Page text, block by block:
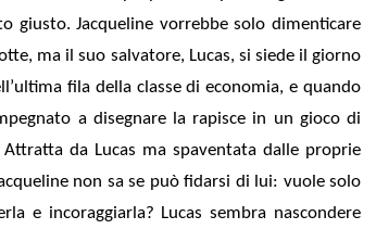
giusto. Jacqueline vorrebbe solo dimenticare
ma il suo salvatore, Lucas, si siede il giorno
fila della classe di economia, e quando
a disegnare la rapisce in un gioco di
Attratta da Lucas ma spaventata dalle proprie
non sa se può fidarsi di lui: vuole solo
e incoraggiarla? Lucas sembra nascondere